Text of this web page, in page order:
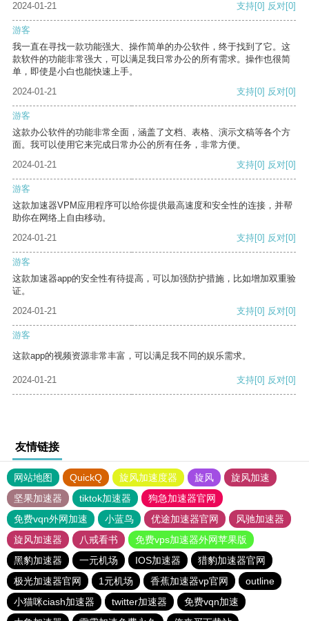
2024-01-21 支持[0] 反对[0]
游客
我一直在寻找一款功能强大、操作简单的办公软件，终于找到了它。这
款软件的功能非常强大，可以满足我日常办公的所有需求。操作也很简
单，即使是小白也能快速上手。
2024-01-21
支持[0] 反对[0]
游客
这款办公软件的功能非常全面，涵盖了文档、表格、演示文稿等各个方
面。我可以使用它来完成日常办公的所有任务，非常方便。
2024-01-21
支持[0] 反对[0]
游客
这款加速器VPM应用程序可以给你提供最高速度和安全性的连接，并帮
助你在网络上自由移动。
2024-01-21
支持[0] 反对[0]
游客
这款加速器app的安全性有待提高，可以加强防护措施，比如增加双重验
证。
2024-01-21
支持[0] 反对[0]
游客
这款app的视频资源非常丰富，可以满足我不同的娱乐需求。
2024-01-21 支持[0] 反对[0]
友情链接
网站地图 QuickQ 旋风加速度器 旋风
旋风加速
坚果加速器
tiktok加速器
狗急加速器官网
免费vqn外网加速
小蓝鸟 优途加速器官网
风驰加速器
旋风加速器
八戒看书
免费vps加速器外网苹果版
黑豹加速器
一元机场 IOS加速器
猎豹加速器官网
极光加速器官网
1元机场 香蕉加速器vp官网
outline
小猫咪ciash加速器
twitter加速器
免费vqn加速